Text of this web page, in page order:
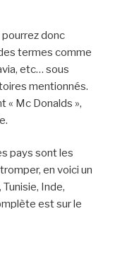
donc
termes comme
etc… sous
mentionnés.
« Mc Donalds »,
pays sont les
en voici un
Inde,
est sur le